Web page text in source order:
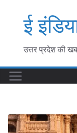
contentई
उत्तर प्रदेश की